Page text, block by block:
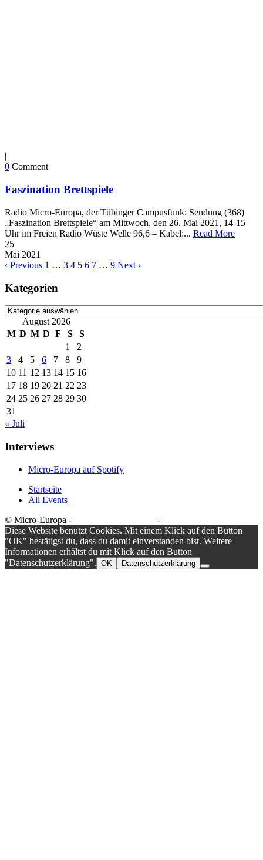
|
0 Comment
Faszination Brettspiele
Radio Micro-Europa, der Tübinger Campusfunk: Sendung (368)
„Faszination Brettspiele“ am Mittwoch, den 26. Mai 2021, 14-15
Uhr im Freien Radio Wüste Welle 96,6 – Kabel:... Read More
25
Mai 2021
‹ Previous 1 … 3 4 5 6 7 … 9 Next ›
Kategorien
Kategorien
August 2026
M D M D F S
S
1
2
3
4 5 6 7 8
9
10 11 12 13 14 15 16
17 18 19 20 21 22 23
24 25 26 27 28 29 30
31
« Juli
Interviews
Micro-Europa auf Spotify
Startseite
All Events
© Micro-Europa -
-
Diese Website benutzt Cookies. Mit einem Klick auf den Button
"OK" bestätigst du, dass du damit einverstanden bist. Weitere
Informationen erhältst du mit Klick auf den Button
"Datenschutzerklärung". OK Datenschutzerklärung